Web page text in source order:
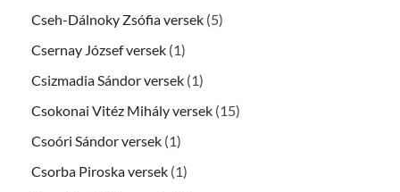
Cseh-Dálnoky Zsófia versek (5)
Csernay József versek (1)
Csizmadia Sándor versek (1)
Csokonai Vitéz Mihály versek (15)
Csoóri Sándor versek (1)
Csorba Piroska versek (1)